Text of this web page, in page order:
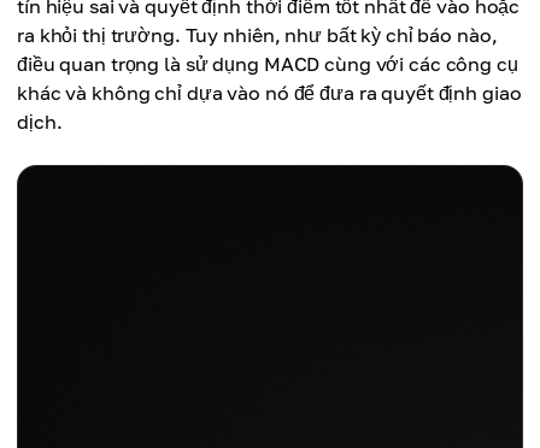
tín hiệu sai và quyết định thời điểm tốt nhất để vào hoặc
ra khỏi thị trường. Tuy nhiên, như bất kỳ chỉ báo nào,
điều quan trọng là sử dụng MACD cùng với các công cụ
khác và không chỉ dựa vào nó để đưa ra quyết định giao
dịch.